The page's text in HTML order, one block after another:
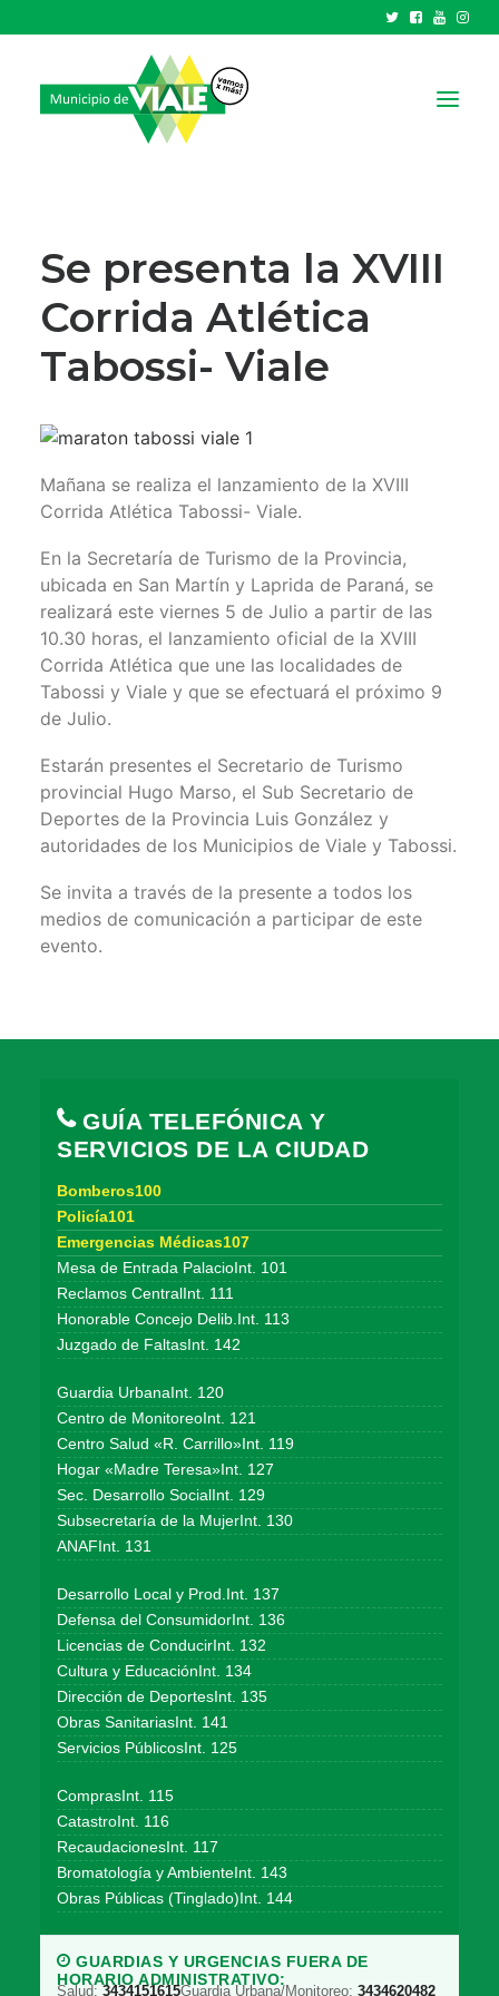
HCD
TRÁMITES Y SERVICIOS
CIUDAD
Se presenta la XVIII
Corrida Atlética
Tabossi- Viale
Mañana se realiza el lanzamiento de la XVIII
Corrida Atlética Tabossi- Viale.
En la Secretaría de Turismo de la Provincia,
ubicada en San Martín y Laprida de Paraná, se
realizará este viernes 5 de Julio a partir de las
10.30 horas, el lanzamiento oficial de la XVIII
Corrida Atlética que une las localidades de
Tabossi y Viale y que se efectuará el próximo 9
de Julio.
Estarán presentes el Secretario de Turismo
provincial Hugo Marso, el Sub Secretario de
Deportes de la Provincia Luis González y
autoridades de los Municipios de Viale y Tabossi.
Se invita a través de la presente a todos los
medios de comunicación a participar de este
evento.
GUÍA TELEFÓNICA Y
SERVICIOS DE LA CIUDAD
Bomberos100
Policía101
Emergencias Médicas107
Mesa de Entrada PalacioInt. 101
Reclamos CentralInt. 111
Honorable Concejo Delib.Int. 113
Juzgado de FaltasInt. 142
Guardia UrbanaInt. 120
Centro de MonitoreoInt. 121
Centro Salud «R. Carrillo»Int. 119
Hogar «Madre Teresa»Int. 127
Sec. Desarrollo SocialInt. 129
Subsecretaría de la MujerInt. 130
ANAFInt. 131
Desarrollo Local y Prod.Int. 137
Defensa del ConsumidorInt. 136
Licencias de ConducirInt. 132
Cultura y EducaciónInt. 134
Dirección de DeportesInt. 135
Obras SanitariasInt. 141
Servicios PúblicosInt. 125
ComprasInt. 115
CatastroInt. 116
RecaudacionesInt. 117
Bromatología y AmbienteInt. 143
Obras Públicas (Tinglado)Int. 144
GUARDIAS Y URGENCIAS FUERA DE
HORARIO ADMINISTRATIVO:
Salud: 3434151615Guardia Urbana/Monitoreo: 3434620482